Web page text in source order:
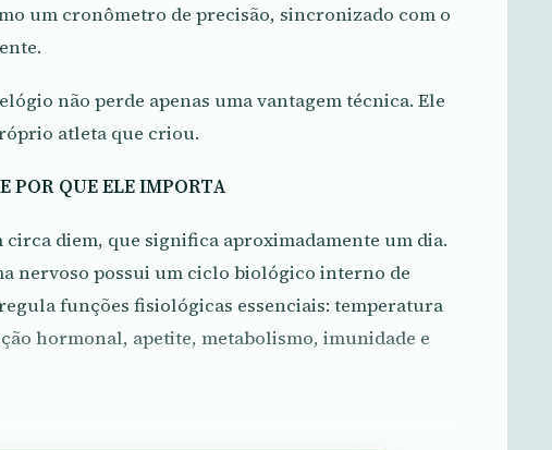
um cronômetro de precisão, sincronizado com o
não perde apenas uma vantagem técnica. Ele
atleta que criou.
POR QUE ELE IMPORTA
diem, que significa aproximadamente um dia.
nervoso possui um ciclo biológico interno de
funções fisiológicas essenciais: temperatura
hormonal, apetite, metabolismo, imunidade e